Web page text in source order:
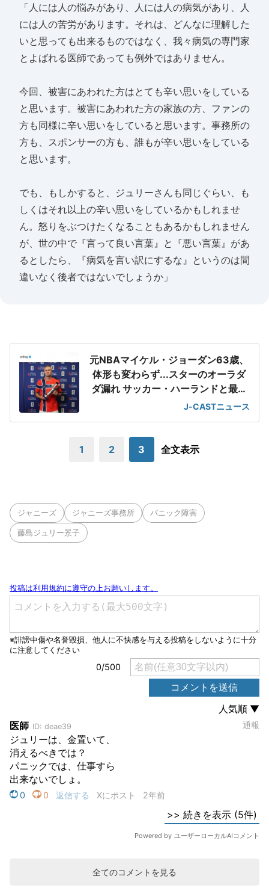
「人には人の悩みがあり、人には人の病気があり、人
には人の苦労があります。それは、どんなに理解した
いと思っても出来るものではなく、我々病気の専門家
とよばれる医師であっても例外ではありません。
今回、被害にあわれた方はとても辛い思いをしている
と思います。被害にあわれた方の家族の方、ファンの
方も同様に辛い思いをしていると思います。事務所の
方も、スポンサーの方も、誰もが辛い思いをしている
と思います。
でも、もしかすると、ジュリーさんも同じぐらい、も
しくはそれ以上の辛い思いをしているかもしれませ
ん。怒りをぶつけたくなることもあるかもしれません
が、世の中で『言って良い言葉』と『悪い言葉』があ
るとしたら、『病気を言い訳にするな』というのは間
違いなく後者ではないでしょうか」
元NBAマイケル・ジョーダン63歳、
体形も変わらず...スターのオーラダ
ダ漏れ サッカー・ハーランドと最強
2ショットJ-CASTニュース
1 2 3 全文表示
ジャニーズ ジャニーズ事務所 パニック障害
藤島ジュリー景子
全てのコメントを見る